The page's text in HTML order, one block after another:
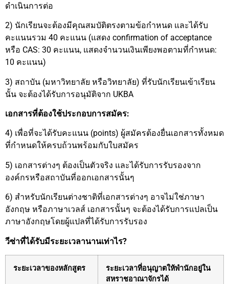
ดำเนินการต่อ
2) นักเรียนจะต้องมีคุณสมบัติตรงตามข้อกำหนด และได้รับ
คะแนนรวม 40 คะแนน (แสดง confirmation of acceptance
หรือ CAS: 30 คะแนน, แสดงจำนวนเงินเพียงพอตามที่กำหนด:
10 คะแนน)
3) สถาบัน (มหาวิทยาลัย หรือวิทยาลัย) ที่รับนักเรียนเข้าเรียน
นั้น จะต้องได้รับการอนุมัติจาก UKBA
เอกสารที่ต้องใช้ประกอบการสมัคร:
4) เพื่อที่จะได้รับคะแนน (points) ผู้สมัครต้องยื่นเอกสารทั้งหมด
ที่กำหนดให้ครบถ้วนพร้อมกับใบสมัคร
5) เอกสารต่างๆ ต้องเป็นตัวจริง และได้รับการรับรองจาก
องค์กรหรือสถาบันที่ออกเอกสารนั้นๆ
6) สำหรับนักเรียนต่างชาติที่เอกสารต่างๆ อาจไม่ใช่ภาษา
อังกฤษ หรือภาษาเวลส์ เอกสารนั้นๆ จะต้องได้รับการแปลเป็น
ภาษาอังกฤษโดยผู้แปลที่ได้รับการรับรอง
วีซ่าที่ได้รับมีระยะเวลานานเท่าไร?
ระยะเวลาของหลักสูตร
ระยะเวลาที่อนุญาตให้พำนักอยู่ใน
สหราชอาณาจักรได้